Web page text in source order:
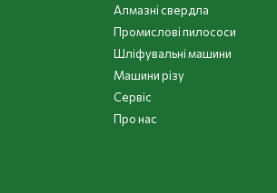
Алмазні свердла
Промислові пилососи
Шліфувальні машини
Машини різу
Cервіс
Про нас